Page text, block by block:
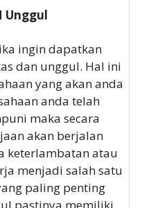
Unggul
ingin dapatkan
dan unggul. Hal ini
yang akan anda
anda telah
maka secara
akan berjalan
keterlambatan atau
menjadi salah satu
paling penting